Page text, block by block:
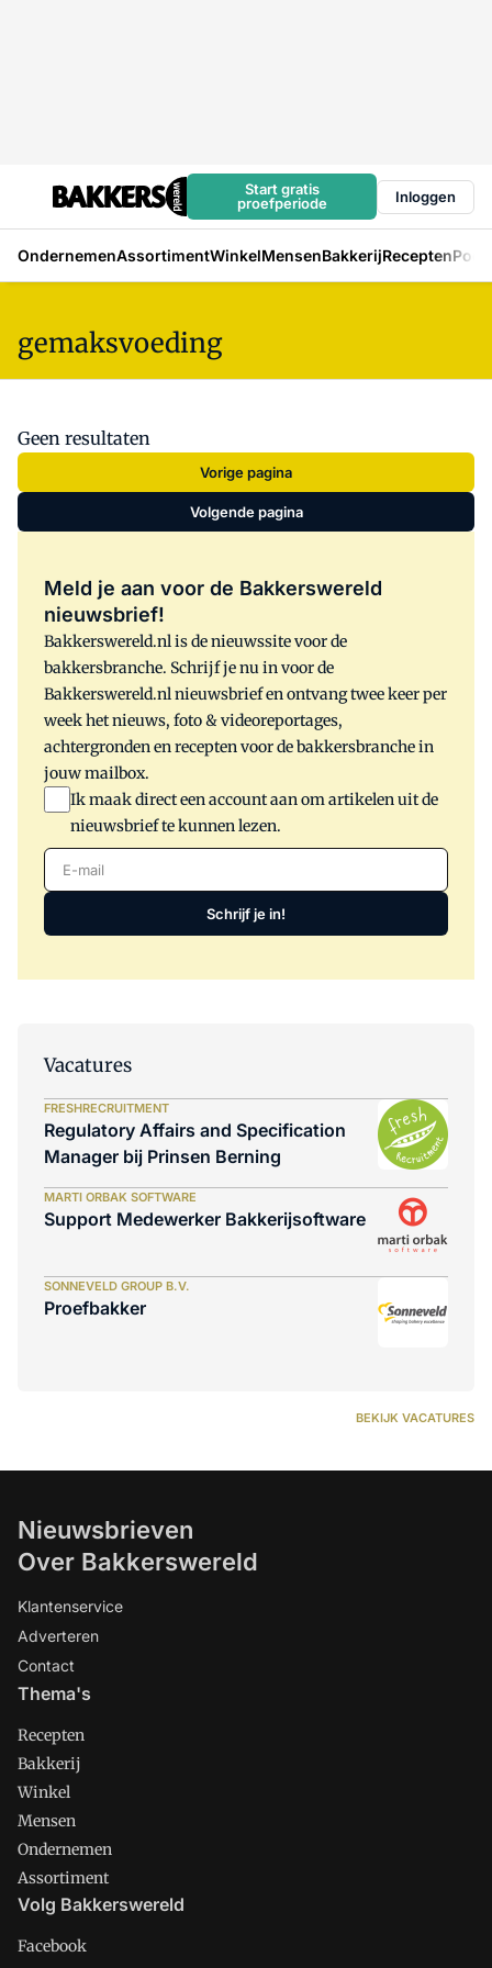
Start gratis
proefperiode
Inloggen
OndernemenAssortimentWinkelMensenBakkerijRecepten
gemaksvoeding
Geen resultaten
Vorige pagina
Volgende pagina
Meld je aan voor de Bakkerswereld
nieuwsbrief!
Bakkerswereld.nl is de nieuwssite voor de
bakkersbranche. Schrijf je nu in voor de
Bakkerswereld.nl nieuwsbrief en ontvang twee keer per
week het nieuws, foto & videoreportages,
achtergronden en recepten voor de bakkersbranche in
jouw mailbox.
Ik maak direct een account aan om artikelen uit de
nieuwsbrief te kunnen lezen.
E-mail
Schrijf je in!
Vacatures
FRESHRECRUITMENT
Regulatory Affairs and Specification
Manager bij Prinsen Berning
MARTI ORBAK SOFTWARE
Support Medewerker Bakkerijsoftware
SONNEVELD GROUP B.V.
Proefbakker
BEKIJK VACATURES
Nieuwsbrieven
Over Bakkerswereld
Klantenservice
Adverteren
Contact
Thema's
Recepten
Bakkerij
Winkel
Mensen
Ondernemen
Assortiment
Volg Bakkerswereld
Facebook